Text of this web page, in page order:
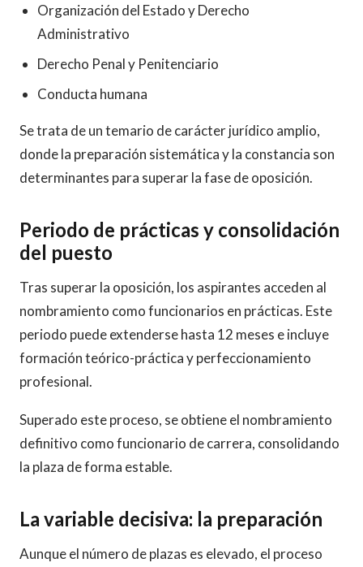
Organización del Estado y Derecho
Administrativo
Derecho Penal y Penitenciario
Conducta humana
Se trata de un temario de carácter jurídico amplio,
donde la preparación sistemática y la constancia son
determinantes para superar la fase de oposición.
Periodo de prácticas y consolidación
del puesto
Tras superar la oposición, los aspirantes acceden al
nombramiento como funcionarios en prácticas. Este
periodo puede extenderse hasta 12 meses e incluye
formación teórico-práctica y perfeccionamiento
profesional.
Superado este proceso, se obtiene el nombramiento
definitivo como funcionario de carrera, consolidando
la plaza de forma estable.
La variable decisiva: la preparación
Aunque el número de plazas es elevado, el proceso